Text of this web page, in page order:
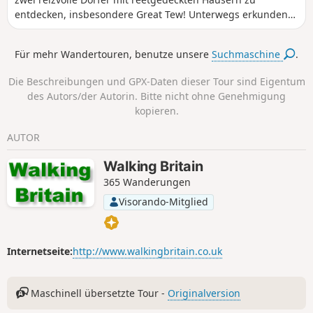
gepflügt und mit Weizen bepflanzt, sodass ich eine Zeit
lang am Feldrand entlangging. Der Bus X2 verkehrt 7 Tage
daher genutzt werden, um die Runde zu schließen.
entdecken, insbesondere Great Tew! Unterwegs erkunden
Sie außerdem die ruhige Landschaft und können schöne
bewundern!
Für mehr Wandertouren, benutze unsereSuchmaschine .
Die Beschreibungen und GPX-Daten dieser Tour sind Eigentum
des Autors/der Autorin. Bitte nicht ohne Genehmigung
kopieren.
AUTOR
Walking Britain
365 Wanderungen
Visorando-Mitglied
Internetseite:http://www.walkingbritain.co.uk
Maschinell übersetzte Tour - Originalversion